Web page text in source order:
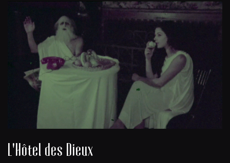
L'Hôtel des Dieux